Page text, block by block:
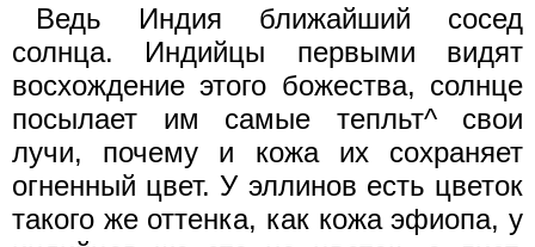
Ведь Индия ближайший сосед
солнца. Индийцы первыми видят
восхождение этого божества, солнце
посылает им самые тепльт^ свои
лучи, почему и кожа их сохраняет
огненный цвет. У эллинов есть цветок
такого же оттенка, как кожа эфиопа, у